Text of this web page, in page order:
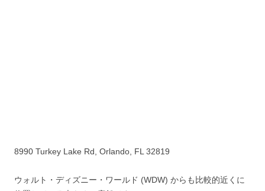
8990 Turkey Lake Rd, Orlando, FL 32819
ウォルト・ディズニー・ワールド (WDW) からも比較的近くに